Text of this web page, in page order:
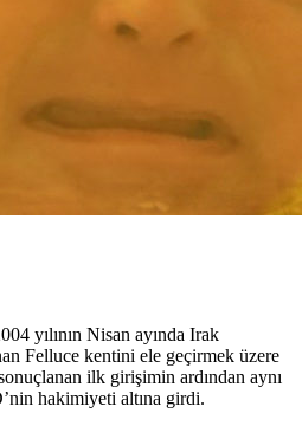
yılının Nisan ayında Irak
Felluce kentini ele geçirmek üzere
ilk girişimin ardından aynı
hakimiyeti altına girdi.